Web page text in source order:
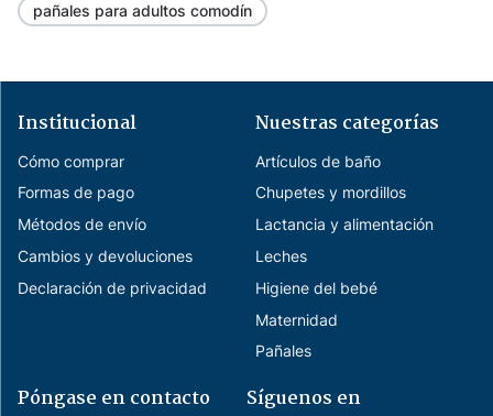
pañales para adultos comodín
Institucional
Cómo comprar
Formas de pago
Métodos de envío
Cambios y devoluciones
Declaración de privacidad
Nuestras categorías
Artículos de baño
Chupetes y mordillos
Lactancia y alimentación
Leches
Higiene del bebé
Maternidad
Pañales
Póngase en contacto Síguenos en